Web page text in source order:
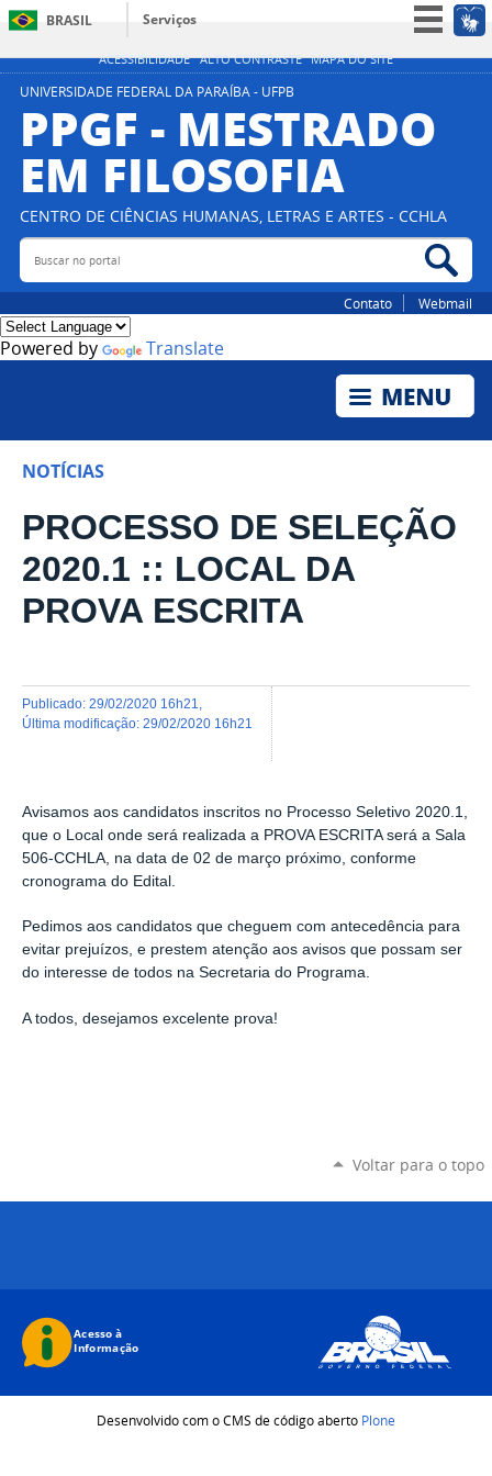
ACESSIBILIDADE ALTO CONTRASTE MAPA DO SITE
BRASIL
Serviços
Simplifique!
Acesso à informação
Legislação
Canais
UNIVERSIDADE FEDERAL DA PARAÍBA - UFPB
PPGF - MESTRADO
EM FILOSOFIA
CENTRO DE CIÊNCIAS HUMANAS, LETRAS E ARTES - CCHLA
Buscar no portal
Contato Webmail
Powered by Translate
NOTÍCIAS
PROCESSO DE SELEÇÃO
2020.1 :: LOCAL DA
PROVA ESCRITA
publicado: 29/02/2020 16h21
última modificação: 29/02/2020 16h21
Avisamos aos candidatos inscritos no Processo Seletivo 2020.1,
que o Local onde será realizada a PROVA ESCRITA será a Sala
506-CCHLA, na data de 02 de março próximo, conforme
cronograma do Edital.
Pedimos aos candidatos que cheguem com antecedência para
evitar prejuízos, e prestem atenção aos avisos que possam ser
do interesse de todos na Secretaria do Programa.
A todos, desejamos excelente prova!
Voltar para o topo
Desenvolvido com o CMS de código aberto Plone